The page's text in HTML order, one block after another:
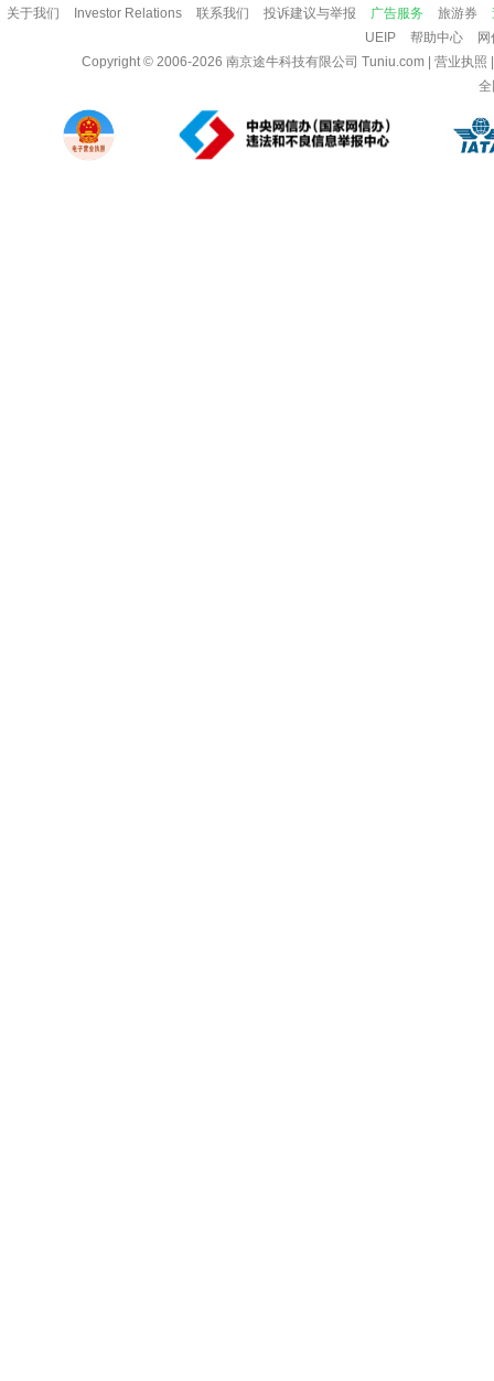
关于我们
Investor Relations 联系我们 投诉建议与举报 广告服务 旅游券
UEIP
帮助中心
Copyright © 2006-2026南京途牛科技有限公司 Tuniu.com |营业执照